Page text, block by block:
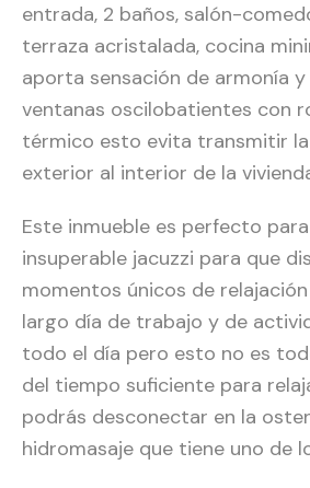
entrada, 2 baños, salón-
terraza acristalada, cocina
aporta sensación de armonía y
ventanas oscilobatientes con
térmico esto evita transmitir
exterior al interior de la
Este inmueble es perfecto
insuperable jacuzzi para que
momentos únicos de
largo día de trabajo y de
todo el día pero esto no es
del tiempo suficiente para
podrás desconectar en la
hidromasaje que tiene uno de